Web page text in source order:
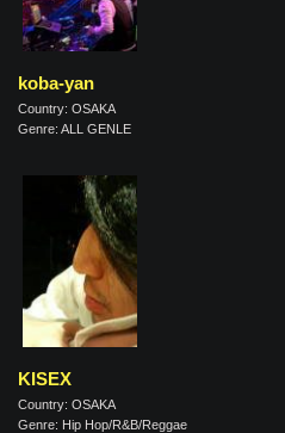
koba-yan
Country: OSAKA
Genre: ALL GENLE
KISEX
Country: OSAKA
Genre: Hip Hop/R&B/Reggae